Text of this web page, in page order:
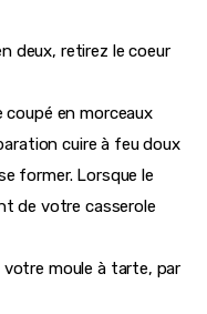
deux, retirez le coeur
coupé en morceaux
cuire à feu doux
former. Lorsque le
de votre casserole
moule à tarte, par